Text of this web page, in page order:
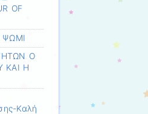
OF
ΨΩΜΙ
Ο
ΚΑΙ Η
Καλή